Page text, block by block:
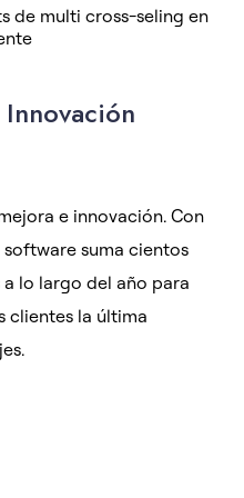
de multi cross-seling en
e innovación. Con
suma cientos
lo largo del año para
clientes la última